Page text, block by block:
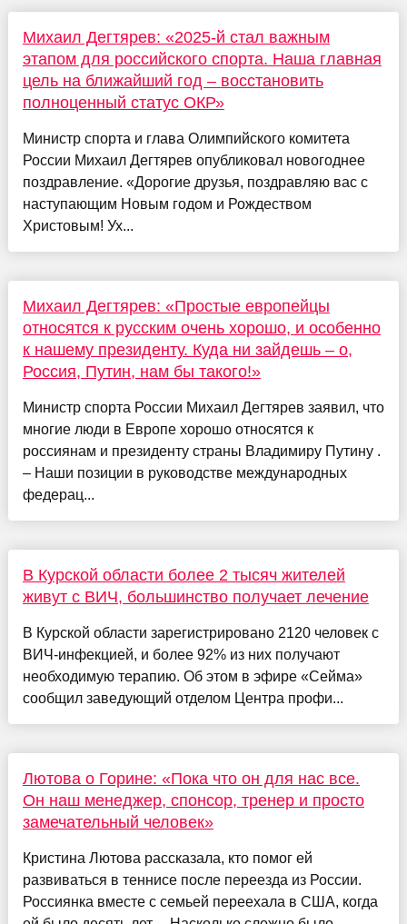
Михаил Дегтярев: «2025-й стал важным
этапом для российского спорта. Наша главная
цель на ближайший год – восстановить
полноценный статус ОКР»
Министр спорта и глава Олимпийского комитета
России Михаил Дегтярев опубликовал новогоднее
поздравление. «Дорогие друзья, поздравляю вас с
наступающим Новым годом и Рождеством
Христовым! Ух...
Михаил Дегтярев: «Простые европейцы
относятся к русским очень хорошо, и особенно
к нашему президенту. Куда ни зайдешь – о,
Россия, Путин, нам бы такого!»
Министр спорта России Михаил Дегтярев заявил, что
многие люди в Европе хорошо относятся к
россиянам и президенту страны Владимиру Путину .
– Наши позиции в руководстве международных
федерац...
В Курской области более 2 тысяч жителей
живут с ВИЧ, большинство получает лечение
В Курской области зарегистрировано 2120 человек с
ВИЧ-инфекцией, и более 92% из них получают
необходимую терапию. Об этом в эфире «Сейма»
сообщил заведующий отделом Центра профи...
Лютова о Горине: «Пока что он для нас все.
Он наш менеджер, спонсор, тренер и просто
замечательный человек»
Кристина Лютова рассказала, кто помог ей
развиваться в теннисе после переезда из России.
Россиянка вместе с семьей переехала в США, когда